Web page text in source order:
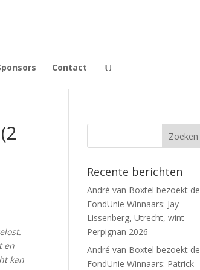
Contact
en
kan
Recente berichten
André van Boxtel bezoekt de
FondUnie Winnaars: Jay
Lissenberg, Utrecht, wint
Perpignan 2026
André van Boxtel bezoekt de
FondUnie Winnaars: Patrick